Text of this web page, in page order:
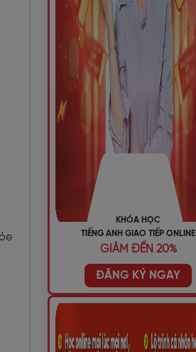
KHÓA HỌC
TIẾNG ANH GIAO TIẾP ONLINE
GIẢM ĐẾN 20%
ĐĂNG KÝ NGAY